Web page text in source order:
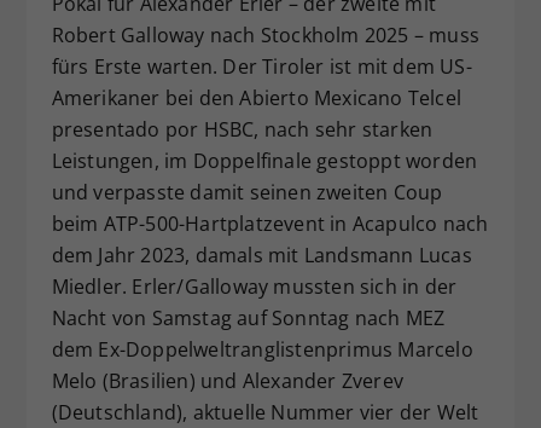
Robert Galloway nach Stockholm 2025 – muss
fürs Erste warten. Der Tiroler ist mit dem US-
Amerikaner bei den Abierto Mexicano Telcel
presentado por HSBC, nach sehr starken
Leistungen, im Doppelfinale gestoppt worden
und verpasste damit seinen zweiten Coup
beim ATP-500-Hartplatzevent in Acapulco nach
dem Jahr 2023, damals mit Landsmann Lucas
Miedler. Erler/Galloway mussten sich in der
Nacht von Samstag auf Sonntag nach MEZ
dem Ex-Doppelweltranglistenprimus Marcelo
Melo (Brasilien) und Alexander Zverev
(Deutschland), aktuelle Nummer vier der Welt
Zweck
Dieser Wert speichert Ihre Consent-
Einstellungen. Unter anderem eine
historische Speicherung Ihrer
vorgenommen Einstellungen, falls der
Webseiten-Betreiber dies eingestellt
hat.